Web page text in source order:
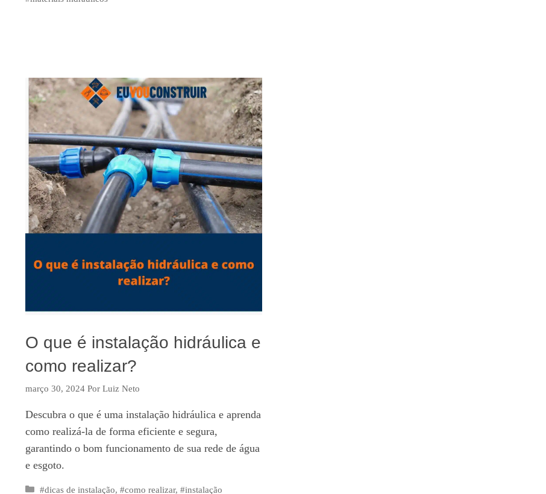
O que é instalação hidráulica e
como realizar?
março 30, 2024 Por Luiz Neto
Descubra o que é uma instalação hidráulica e aprenda
como realizá-la de forma eficiente e segura,
garantindo o bom funcionamento de sua rede de água
e esgoto.
Categorias
#dicas de instalação,#como realizar,#instalação